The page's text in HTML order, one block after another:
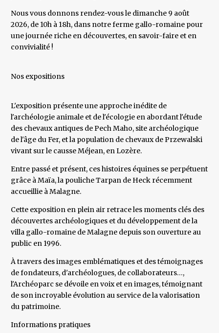
Nous vous donnons rendez-vous le dimanche 9 août
2026, de 10h à 18h, dans notre ferme gallo-romaine pour
une journée riche en découvertes, en savoir-faire et en
convivialité !
Nos expositions
L'exposition présente une approche inédite de
l'archéologie animale et de l'écologie en abordant l'étude
des chevaux antiques de Pech Maho, site archéologique
de l'âge du Fer, et la population de chevaux de Przewalski
vivant sur le causse Méjean, en Lozère.
Entre passé et présent, ces histoires équines se perpétuent
grâce à Maïa, la pouliche Tarpan de Heck récemment
accueillie à Malagne.
Cette exposition en plein air retrace les moments clés des
découvertes archéologiques et du développement de la
villa gallo-romaine de Malagne depuis son ouverture au
public en 1996.
À travers des images emblématiques et des témoignages
de fondateurs, d'archéologues, de collaborateurs…,
l'Archéoparc se dévoile en voix et en images, témoignant
de son incroyable évolution au service de la valorisation
du patrimoine.
Informations pratiques